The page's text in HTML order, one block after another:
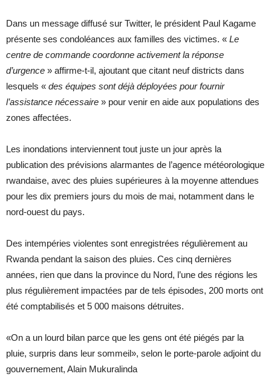
Dans un message diffusé sur Twitter, le président Paul Kagame
présente ses condoléances aux familles des victimes. « Le
centre de commande coordonne activement la réponse
d’urgence » affirme-t-il, ajoutant que citant neuf districts dans
lesquels « des équipes sont déjà déployées pour fournir
l’assistance nécessaire » pour venir en aide aux populations des
zones affectées.
Les inondations interviennent tout juste un jour après la
publication des prévisions alarmantes de l’agence météorologique
rwandaise, avec des pluies supérieures à la moyenne attendues
pour les dix premiers jours du mois de mai, notamment dans le
nord-ouest du pays.
Des intempéries violentes sont enregistrées régulièrement au
Rwanda pendant la saison des pluies. Ces cinq dernières
années, rien que dans la province du Nord, l’une des régions les
plus régulièrement impactées par de tels épisodes, 200 morts ont
été comptabilisés et 5 000 maisons détruites.
«On a un lourd bilan parce que les gens ont été piégés par la
pluie, surpris dans leur sommeil», selon le porte-parole adjoint du
gouvernement, Alain Mukuralinda